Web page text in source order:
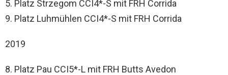
5. Platz Strzegom CCI4*-S mit FRH Corrida
9. Platz Luhmühlen CCI4*-S mit FRH Corrida
2019
8. Platz Pau CCI5*-L mit FRH Butts Avedon